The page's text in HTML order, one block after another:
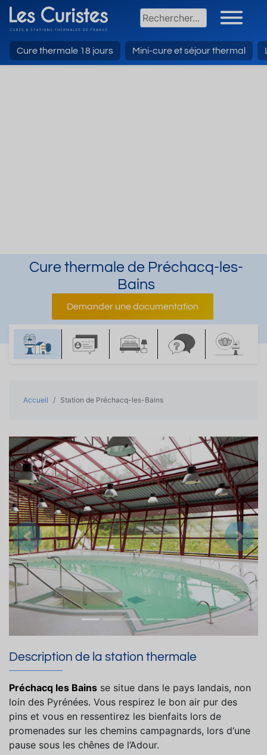
Cure thermale 18 jours Mini-cure et séjour thermal
Cure thermale de Préchacq-les-
Bains
Demander une documentation
Accueil Station de Préchacq-les-Bains
Précedent
Description de la station thermale
Préchacq les Bains se situe dans le pays landais, non
loin des Pyrénées. Vous respirez le bon air pur des
pins et vous en ressentirez les bienfaits lors de
promenades sur les chemins campagnards, lors d‘une
pause sous les chênes de l‘Adour.